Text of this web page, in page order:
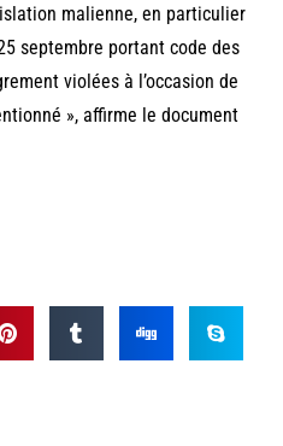
malienne, en particulier
septembre portant code des
violées à l’occasion de
», affirme le document